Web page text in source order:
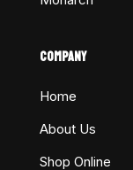
COMPANY
Home
About Us
Shop Online